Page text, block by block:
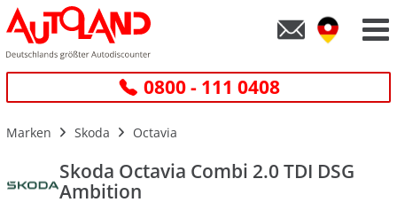
0800 - 111 0408
Marken Skoda Octavia
Skoda Octavia Combi 2.0 TDI DSG
Ambition